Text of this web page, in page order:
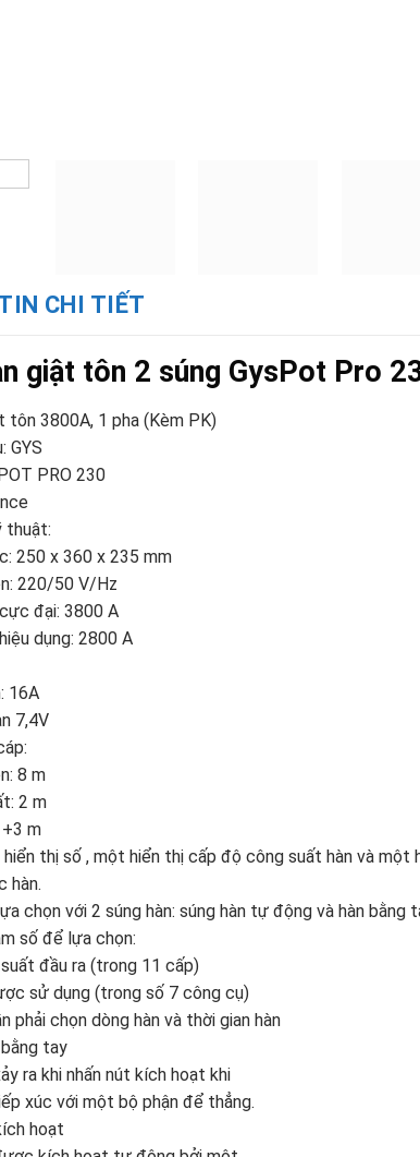
CHI TIẾT
giật tôn 2 súng GysPot Pro
tôn 3800A, 1 pha (Kèm PK)
GYS
PRO 230
thuật:
250 x 360 x 235 mm
220/50 V/Hz
đại: 3800 A
dụng: 2800 A
16A
7,4V
8 m
2 m
m
thị số , một hiển thị cấp độ công suất hàn và một
hàn.
chọn với 2 súng hàn: súng hàn tự động và hàn bằng
số để lựa chọn:
đầu ra (trong 11 cấp)
sử dụng (trong số 7 công cụ)
phải chọn dòng hàn và thời gian hàn
tay
ra khi nhấn nút kích hoạt khi
xúc với một bộ phận để thẳng.
hoạt